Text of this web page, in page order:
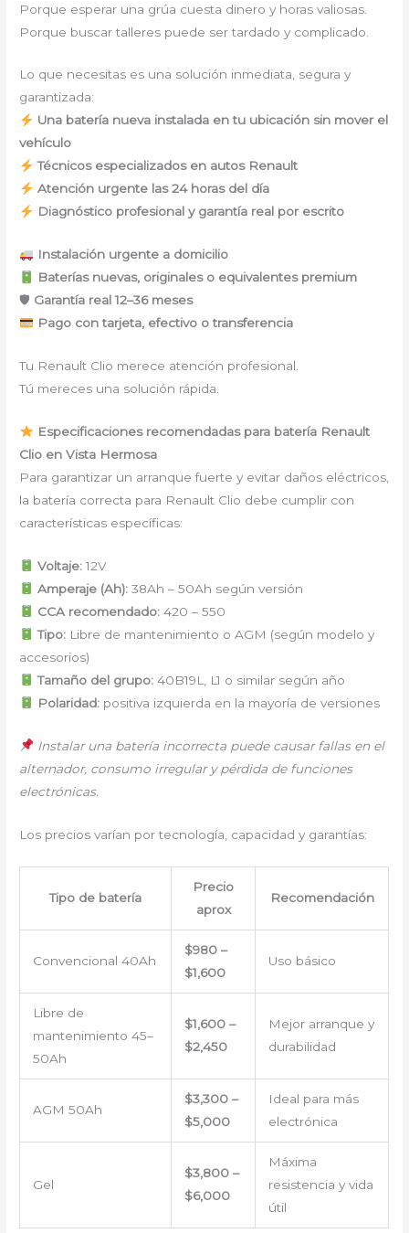
Porque esperar una grúa cuesta dinero y horas valiosas.
Porque buscar talleres puede ser tardado y complicado.
Lo que necesitas es una solución inmediata, segura y
garantizada:
Una batería nueva instalada en tu ubicación sin mover el
vehículo
Técnicos especializados en autos Renault
Atención urgente las 24 horas del día
Diagnóstico profesional y garantía real por escrito
Instalación urgente a domicilio
Baterías nuevas, originales o equivalentes premium
🛡 Garantía real 12–36 meses
Pago con tarjeta, efectivo o transferencia
Tu Renault Clio merece atención profesional.
Tú mereces una solución rápida.
Especificaciones recomendadas para batería Renault
Clio en Vista Hermosa
Para garantizar un arranque fuerte y evitar daños eléctricos,
la batería correcta para Renault Clio debe cumplir con
características específicas:
Voltaje:12V
Amperaje (Ah):38Ah – 50Ah según versión
CCA recomendado:420 – 550
Tipo:Libre de mantenimiento o AGM (según modelo y
accesorios)
Tamaño del grupo:40B19L, L1 o similar según año
Polaridad:positiva izquierda en la mayoría de versiones
Instalar una batería incorrecta puede causar fallas en el
alternador, consumo irregular y pérdida de funciones
electrónicas.
Los precios varían por tecnología, capacidad y garantías:
Tipo de batería
Precio
aprox
Recomendación
Convencional 40Ah
$980 –
$1,600
Uso básico
Libre de
mantenimiento 45–
50Ah
$1,600 –
$2,450
Mejor arranque y
durabilidad
AGM 50Ah
$3,300 –
$5,000
Ideal para más
electrónica
Gel
$3,800 –
$6,000
Máxima
resistencia y vida
útil